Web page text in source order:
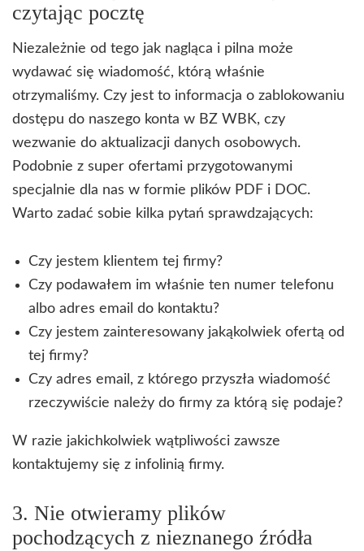
czytając pocztę
Niezależnie od tego jak nagląca i pilna może
wydawać się wiadomość, którą właśnie
otrzymaliśmy. Czy jest to informacja o zablokowaniu
dostępu do naszego konta w BZ WBK, czy
wezwanie do aktualizacji danych osobowych.
Podobnie z super ofertami przygotowanymi
specjalnie dla nas w formie plików PDF i DOC.
Warto zadać sobie kilka pytań sprawdzających:
Czy jestem klientem tej firmy?
Czy podawałem im właśnie ten numer telefonu
albo adres email do kontaktu?
Czy jestem zainteresowany jakąkolwiek ofertą od
tej firmy?
Czy adres email, z którego przyszła wiadomość
rzeczywiście należy do firmy za którą się podaje?
W razie jakichkolwiek wątpliwości zawsze
kontaktujemy się z infolinią firmy.
3. Nie otwieramy plików
pochodzących z nieznanego źródła